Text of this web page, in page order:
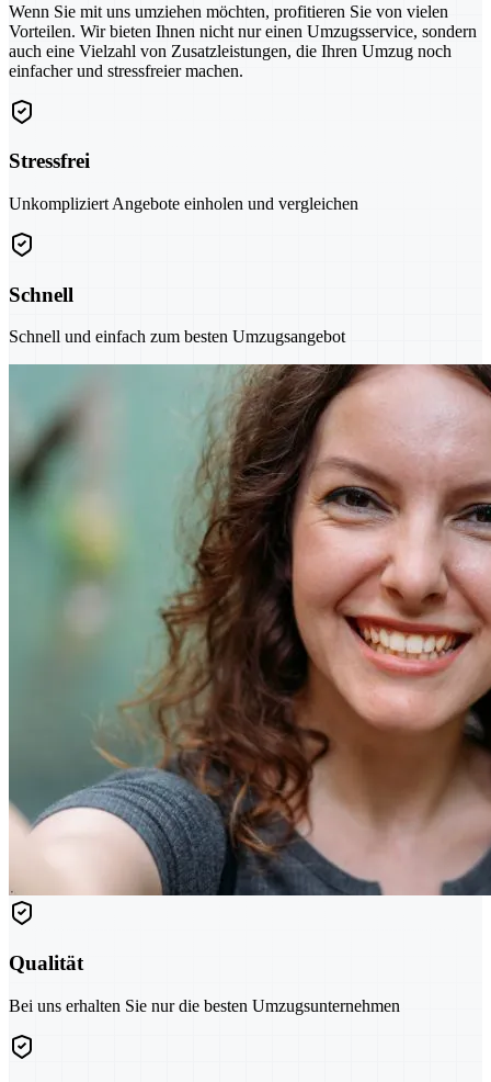
Wenn Sie mit uns umziehen möchten, profitieren Sie von vielen
Vorteilen. Wir bieten Ihnen nicht nur einen Umzugsservice, sondern
auch eine Vielzahl von Zusatzleistungen, die Ihren Umzug noch
einfacher und stressfreier machen.
Stressfrei
Unkompliziert Angebote einholen und vergleichen
Schnell
Schnell und einfach zum besten Umzugsangebot
Qualität
Bei uns erhalten Sie nur die besten Umzugsunternehmen